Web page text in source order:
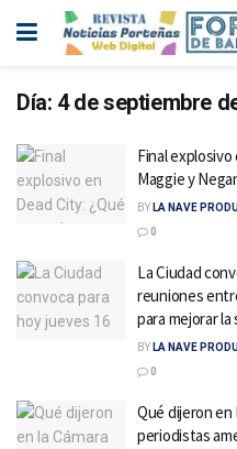
Día: 4 de septiembre
Final explosivo
Maggie y
BY LA NAVE
0
La Ciudad
reuniones
para mejorar
BY LA NAVE
0
Qué dijeron en
periodistas